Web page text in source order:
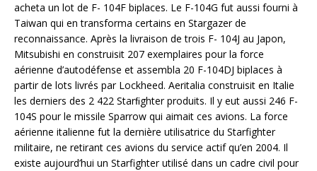
acheta un lot de F- 104F biplaces. Le F-104G fut aussi fourni à
Taiwan qui en transforma certains en Stargazer de
reconnaissance. Après la livraison de trois F- 104J au Japon,
Mitsubishi en construisit 207 exemplaires pour la force
aérienne d’autodéfense et assembla 20 F-104DJ biplaces à
partir de lots livrés par Lockheed. Aeritalia construisit en Italie
les derniers des 2 422 Starﬁghter produits. Il y eut aussi 246 F-
104S pour le missile Sparrow qui aimait ces avions. La force
aérienne italienne fut la dernière utilisatrice du Starfighter
militaire, ne retirant ces avions du service actif qu’en 2004. Il
existe aujourd’hui un Starfighter utilisé dans un cadre civil pour